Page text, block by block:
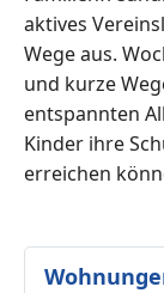
aktives
Wege aus.
und kurze
entspannten
Kinder ihre
erreichen